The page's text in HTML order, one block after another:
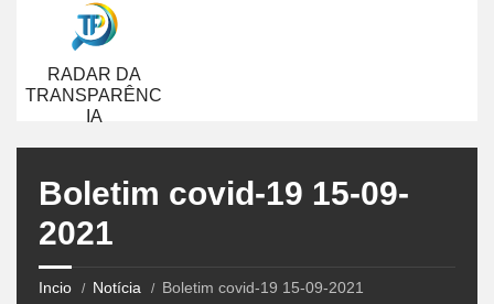
RADAR DA
TRANSPARÊNC
IA
Boletim covid-19 15-09-
2021
Incio Notícia Boletim covid-19 15-09-2021